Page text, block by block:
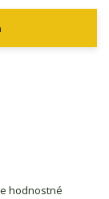
hodnostné